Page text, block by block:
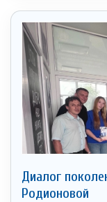
Диалог
Родионовой